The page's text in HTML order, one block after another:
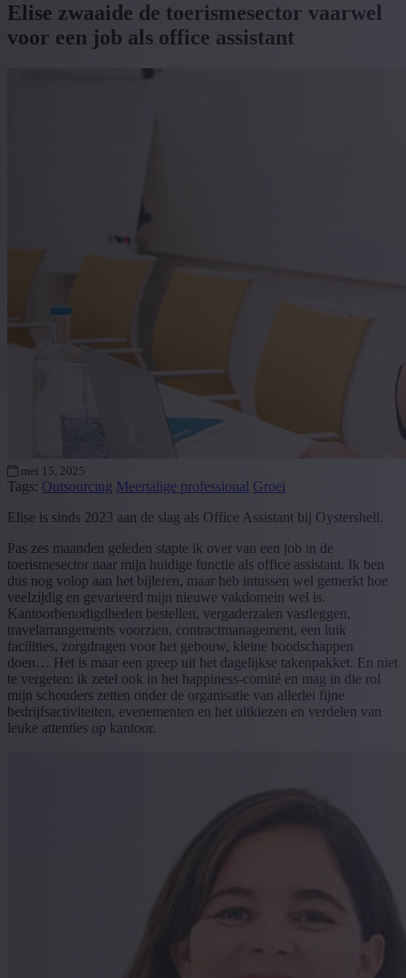
Elise zwaaide de toerismesector vaarwel
voor een job als office assistant
mei 15, 2025
Tags: Outsourcing Meertalige professional Groei
Elise is sinds 2023 aan de slag als Office Assistant bij Oystershell.
Pas zes maanden geleden stapte ik over van een job in de
toerismesector naar mijn huidige functie als office assistant. Ik ben
dus nog volop aan het bijleren, maar heb intussen wel gemerkt hoe
veelzijdig en gevarieerd mijn nieuwe vakdomein wel is.
Kantoorbenodigdheden bestellen, vergaderzalen vastleggen,
travelarrangements voorzien, contractmanagement, een luik
facilities, zorgdragen voor het gebouw, kleine boodschappen
doen… Het is maar een greep uit het dagelijkse takenpakket. En niet
te vergeten: ik zetel ook in het happiness-comité en mag in die rol
mijn schouders zetten onder de organisatie van allerlei fijne
bedrijfsactiviteiten, evenementen en het uitkiezen en verdelen van
leuke attenties op kantoor.